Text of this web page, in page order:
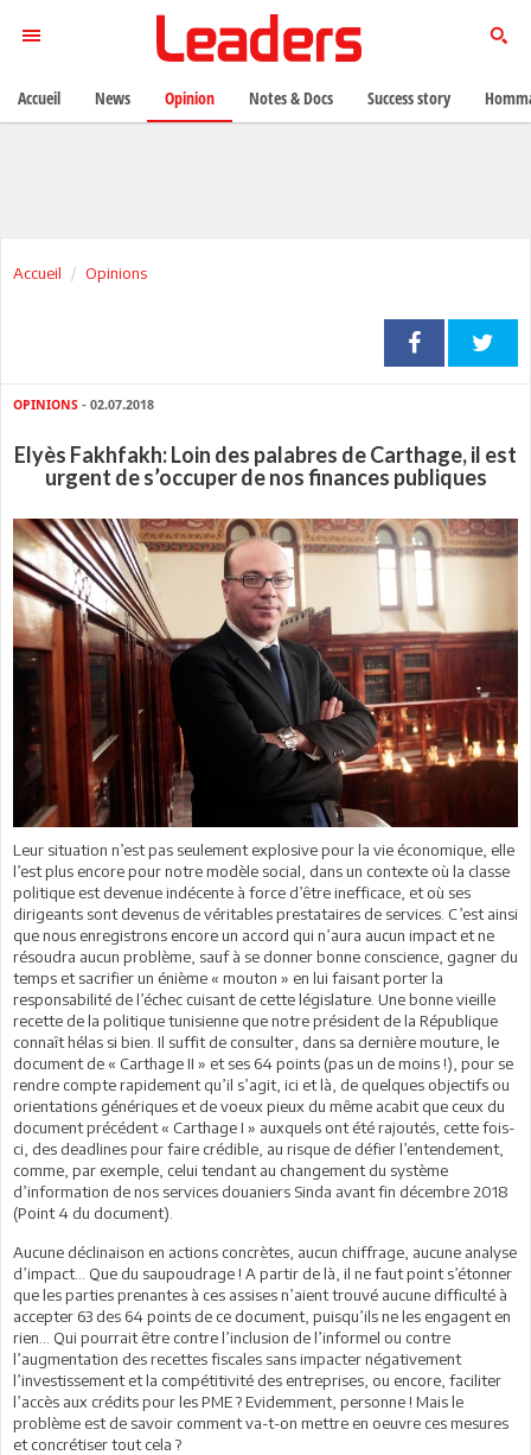
Accueil Opinions
OPINIONS - 02.07.2018
Elyès Fakhfakh: Loin des palabres de Carthage, il est
urgent de s’occuper de nos finances publiques
Leur situation n’est pas seulement explosive pour la vie économique, elle
l’est plus encore pour notre modèle social, dans un contexte où la classe
politique est devenue indécente à force d’être inefficace, et où ses
dirigeants sont devenus de véritables prestataires de services. C’est ainsi
que nous enregistrons encore un accord qui n’aura aucun impact et ne
résoudra aucun problème, sauf à se donner bonne conscience, gagner du
temps et sacrifier un énième « mouton » en lui faisant porter la
responsabilité de l’échec cuisant de cette législature. Une bonne vieille
recette de la politique tunisienne que notre président de la République
connaît hélas si bien. Il suffit de consulter, dans sa dernière mouture, le
document de « Carthage II » et ses 64 points (pas un de moins !), pour se
rendre compte rapidement qu’il s’agit, ici et là, de quelques objectifs ou
orientations génériques et de voeux pieux du même acabit que ceux du
document précédent « Carthage I » auxquels ont été rajoutés, cette fois-
ci, des deadlines pour faire crédible, au risque de défier l’entendement,
comme, par exemple, celui tendant au changement du système
d’information de nos services douaniers Sinda avant fin décembre 2018
(Point 4 du document).
Aucune déclinaison en actions concrètes, aucun chiffrage, aucune analyse
d’impact… Que du saupoudrage ! A partir de là, il ne faut point s’étonner
que les parties prenantes à ces assises n’aient trouvé aucune difficulté à
accepter 63 des 64 points de ce document, puisqu’ils ne les engagent en
rien... Qui pourrait être contre l’inclusion de l’informel ou contre
l’augmentation des recettes fiscales sans impacter négativement
l’investissement et la compétitivité des entreprises, ou encore, faciliter
l’accès aux crédits pour les PME ? Evidemment, personne ! Mais le
problème est de savoir comment va-t-on mettre en oeuvre ces mesures
et concrétiser tout cela ?
Accueil News Opinion Notes & Docs Success story